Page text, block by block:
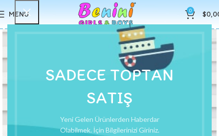
SADECE TOPTAN
SATIŞ
Yeni Gelen Ürünlerden Haberdar
Olabilmek. İçin Bilgilerinizi Giriniz.
MENU 0 $